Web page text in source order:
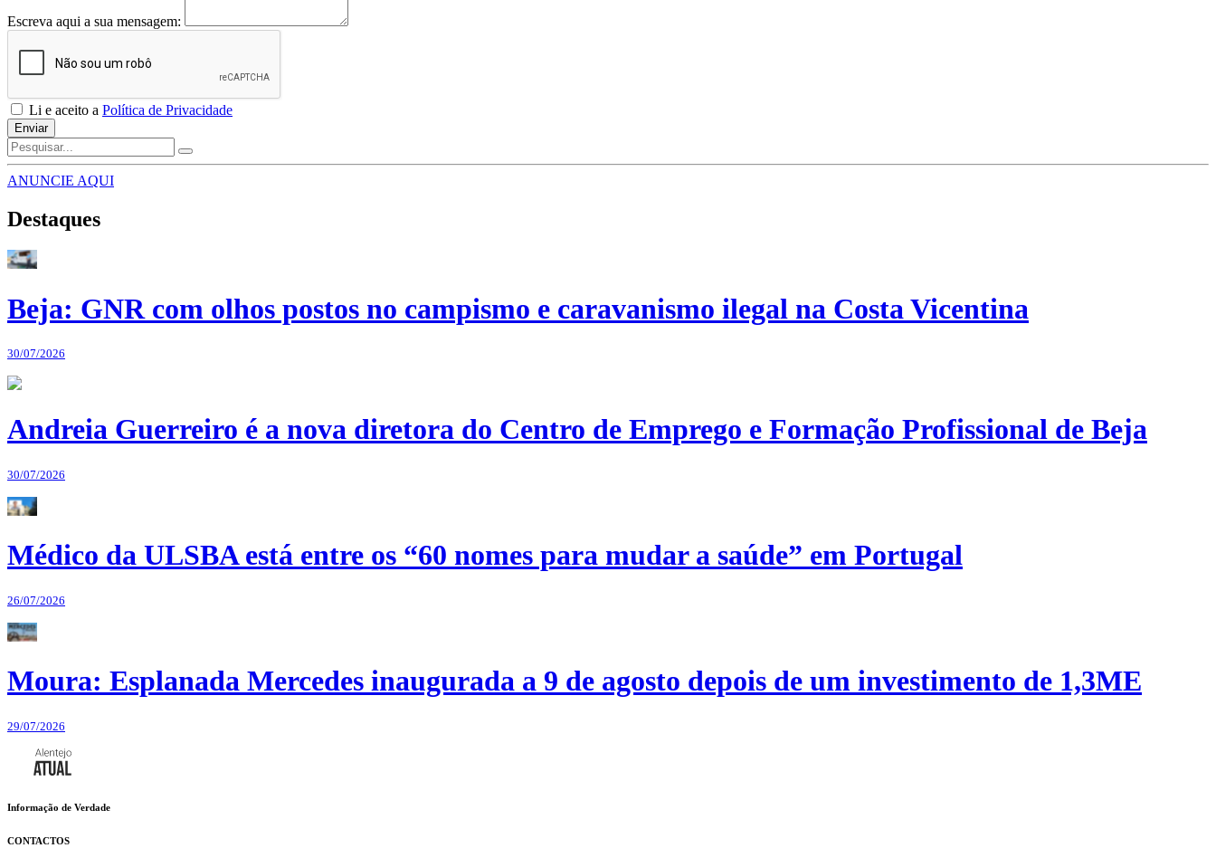
Escreva aqui a sua mensagem:
Li e aceito a Política de Privacidade
Enviar
ANUNCIE AQUI
Destaques
Beja: GNR com olhos postos no campismo e caravanismo ilegal na Costa Vicentina
30/07/2026
Andreia Guerreiro é a nova diretora do Centro de Emprego e Formação Profissional de Beja
30/07/2026
Médico da ULSBA está entre os “60 nomes para mudar a saúde” em Portugal
26/07/2026
Moura: Esplanada Mercedes inaugurada a 9 de agosto depois de um investimento de 1,3ME
29/07/2026
Informação de Verdade
CONTACTOS